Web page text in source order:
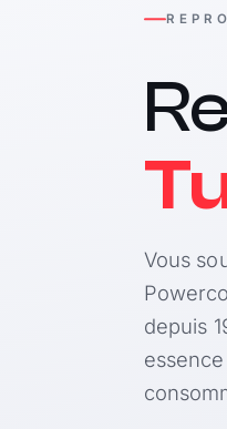
Vous
depuis